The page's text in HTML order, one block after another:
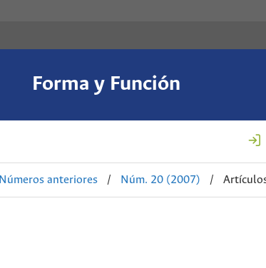
Forma y Función
Números anteriores / Núm. 20 (2007) /